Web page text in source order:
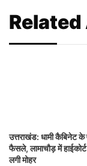
उत्तराखंड: धामी कैबिनेट के
फैसले, लामाचौड़ में
लगी मोहर